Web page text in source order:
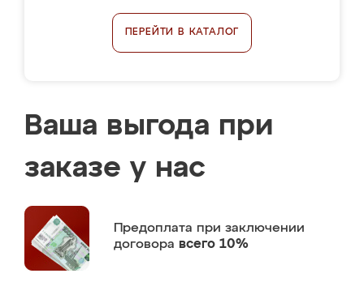
ПЕРЕЙТИ В КАТАЛОГ
Ваша выгода при
заказе у нас
Предоплата при заключении
договора всего 10%